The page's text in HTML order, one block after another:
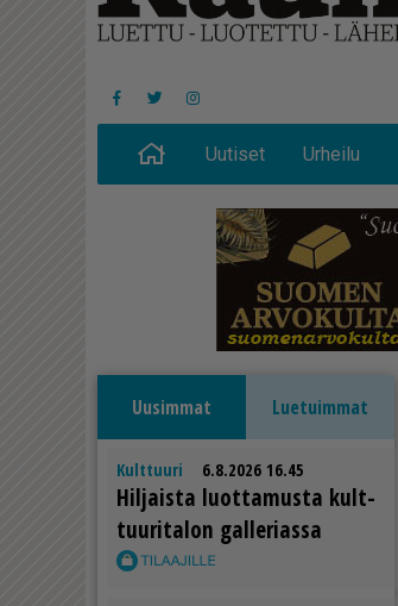
Uutiset Urheilu
Uusimmat Luetuimmat
Kulttuuri 6.8.2026 16.45
Hil­jais­ta luot­ta­mus­ta kult­
tuu­ri­ta­lon gal­le­ri­as­sa